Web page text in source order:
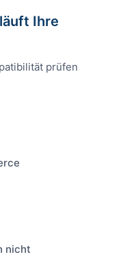
Ihre
prüfen
nicht